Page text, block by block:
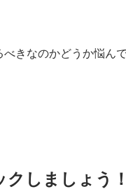
きなのかどうか悩ん
しましょう！